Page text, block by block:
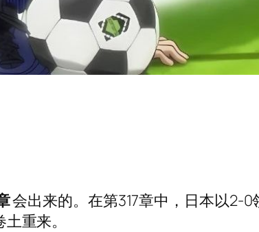
会出来的。在第317章中，日本以2-
重来。